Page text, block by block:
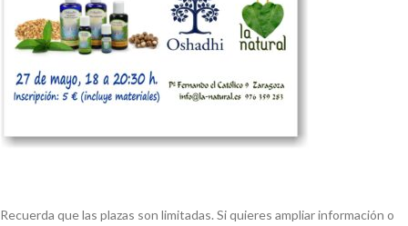
Recuerda que las plazas son limitadas. Si quieres ampliar información o